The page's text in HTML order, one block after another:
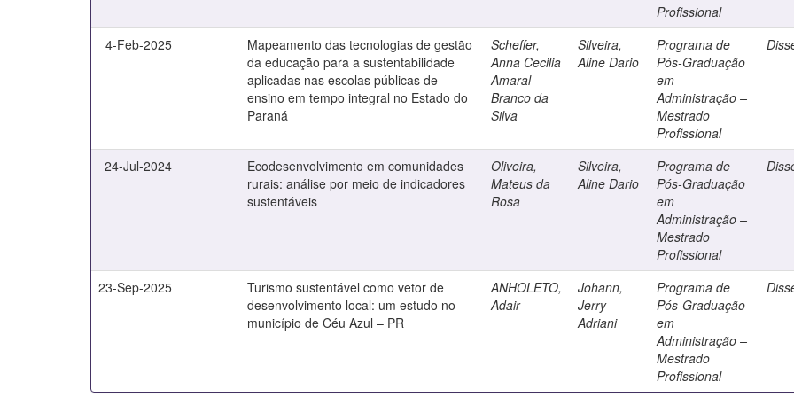
Profissional
4-Feb-2025
Mapeamento das tecnologias de gestão
da educação para a sustentabilidade
aplicadas nas escolas públicas de
ensino em tempo integral no Estado do
Paraná
Scheffer,
Anna Cecilia
Amaral
Branco da
Silva
Silveira,
Aline Dario
Programa de
Pós-Graduação
em
Administração –
Mestrado
Profissional
24-Jul-2024
Ecodesenvolvimento em comunidades
rurais: análise por meio de indicadores
sustentáveis
Oliveira,
Mateus da
Rosa
Silveira,
Aline Dario
Programa de
Pós-Graduação
em
Administração –
Mestrado
Profissional
23-Sep-2025
Turismo sustentável como vetor de
desenvolvimento local: um estudo no
município de Céu Azul – PR
ANHOLETO,
Adair
Johann,
Jerry
Adriani
Programa de
Pós-Graduação
em
Administração –
Mestrado
Profissional